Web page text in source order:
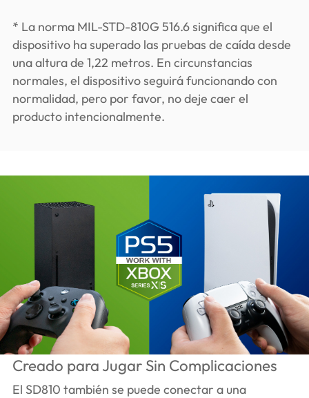
* La norma MIL-STD-810G 516.6 significa que el
dispositivo ha superado las pruebas de caída desde
una altura de 1,22 metros. En circunstancias
normales, el dispositivo seguirá funcionando con
normalidad, pero por favor, no deje caer el
producto intencionalmente.
Creado para Jugar Sin Complicaciones
El SD810 también se puede conectar a una